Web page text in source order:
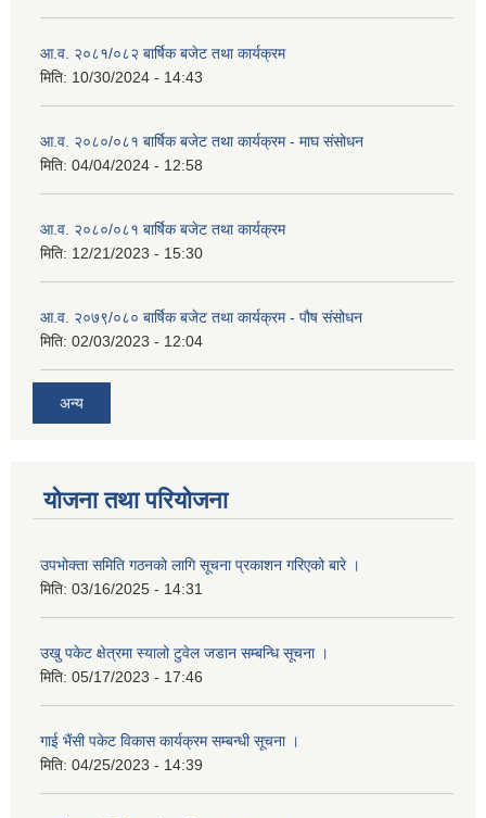
आ.व. २०८१/०८२ बार्षिक बजेट तथा कार्यक्रम
मिति: 10/30/2024 - 14:43
आ.व. २०८०/०८१ बार्षिक बजेट तथा कार्यक्रम - माघ संसोधन
मिति: 04/04/2024 - 12:58
आ.व. २०८०/०८१ बार्षिक बजेट तथा कार्यक्रम
मिति: 12/21/2023 - 15:30
आ.व. २०७९/०८० बार्षिक बजेट तथा कार्यक्रम - पौष संसोधन
मिति: 02/03/2023 - 12:04
अन्य
योजना तथा परियोजना
उपभोक्ता समिति गठनको लागि सूचना प्रकाशन गरिएको बारे ।
मिति: 03/16/2025 - 14:31
उखु पकेट क्षेत्रमा स्यालो टुवेल जडान सम्बन्धि सूचना ।
मिति: 05/17/2023 - 17:46
गाई भैंसी पकेट विकास कार्यक्रम सम्बन्धी सूचना ।
मिति: 04/25/2023 - 14:39